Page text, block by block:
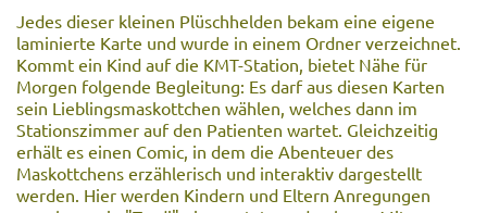
Jedes dieser kleinen Plüschhelden bekam eine eigene
laminierte Karte und wurde in einem Ordner verzeichnet.
Kommt ein Kind auf die KMT-Station, bietet Nähe für
Morgen folgende Begleitung: Es darf aus diesen Karten
sein Lieblingsmaskottchen wählen, welches dann im
Stationszimmer auf den Patienten wartet. Gleichzeitig
erhält es einen Comic, in dem die Abenteuer des
Maskottchens erzählerisch und interaktiv dargestellt
werden. Hier werden Kindern und Eltern Anregungen